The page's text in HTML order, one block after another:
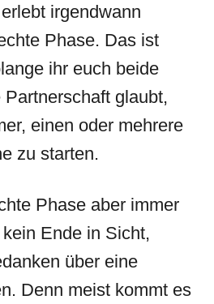
irgendwann
Phase. Das ist
ihr euch beide
glaubt,
einen oder mehrere
zu starten.
Phase aber immer
Ende in Sicht,
über eine
Denn meist kommt es